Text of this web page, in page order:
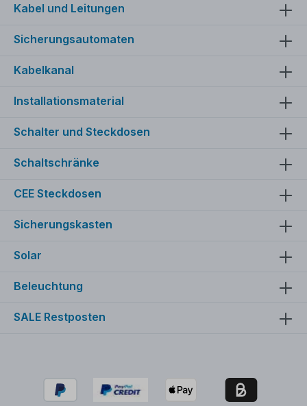
Kabel und Leitungen
Sicherungsautomaten
Kabelkanal
Installationsmaterial
Schalter und Steckdosen
Schaltschränke
CEE Steckdosen
Sicherungskasten
Solar
Beleuchtung
SALE Restposten